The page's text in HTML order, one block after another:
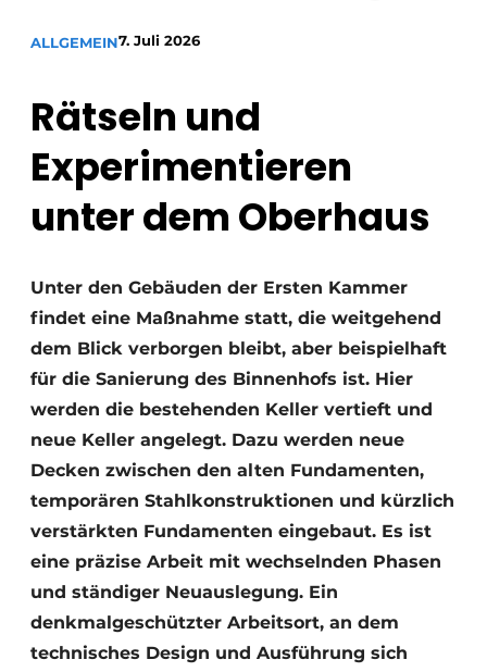
Datenschutz / Cookie-Erklärung
Videos
ALLGEMEIN7. Juli 2026
Rätseln und
Experimentieren
unter dem Oberhaus
Unter den Gebäuden der Ersten Kammer
findet eine Maßnahme statt, die weitgehend
dem Blick verborgen bleibt, aber beispielhaft
für die Sanierung des Binnenhofs ist. Hier
werden die bestehenden Keller vertieft und
neue Keller angelegt. Dazu werden neue
Decken zwischen den alten Fundamenten,
temporären Stahlkonstruktionen und kürzlich
verstärkten Fundamenten eingebaut. Es ist
eine präzise Arbeit mit wechselnden Phasen
und ständiger Neuauslegung. Ein
denkmalgeschützter Arbeitsort, an dem
technisches Design und Ausführung sich